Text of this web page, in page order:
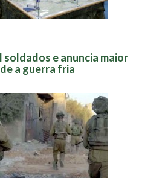
soldados e anuncia maior
a guerra fria